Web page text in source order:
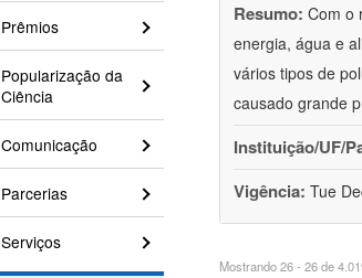
Prêmios
Popularização da
Ciência
Comunicação
Parcerias
Serviços
Resumo: Com o
energia, água e
vários tipos de
causado grande
Instituição/UF/
Vigência: Tue
Mostrando 26 - 26 de